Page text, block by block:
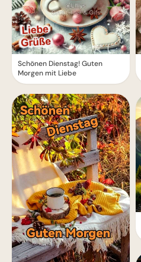
Schönen Dienstag! Guten
Morgen mit Liebe